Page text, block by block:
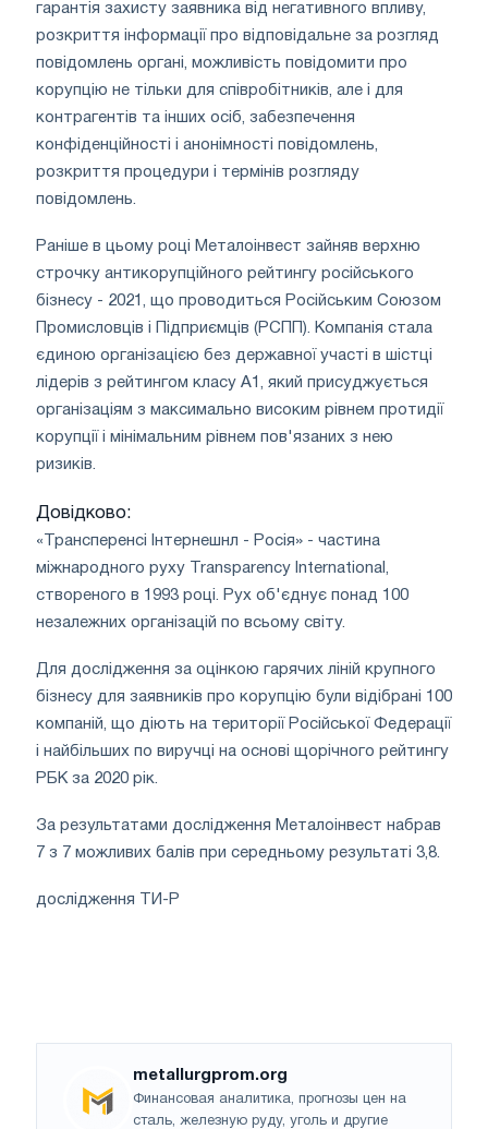
гарантія захисту заявника від негативного впливу,
розкриття інформації про відповідальне за розгляд
повідомлень органі, можливість повідомити про
корупцію не тільки для співробітників, але і для
контрагентів та інших осіб, забезпечення
конфіденційності і анонімності повідомлень,
розкриття процедури і термінів розгляду
повідомлень.
Раніше в цьому році Металоінвест зайняв верхню
строчку антикорупційного рейтингу російського
бізнесу - 2021, що проводиться Російським Союзом
Промисловців і Підприємців (РСПП). Компанія стала
єдиною організацією без державної участі в шістці
лідерів з рейтингом класу А1, який присуджується
організаціям з максимально високим рівнем протидії
корупції і мінімальним рівнем пов'язаних з нею
ризиків.
Довідково:
«Трансперенсі Інтернешнл - Росія» - частина
міжнародного руху Transparency International,
створеного в 1993 році. Рух об'єднує понад 100
незалежних організацій по всьому світу.
Для дослідження за оцінкою гарячих ліній крупного
бізнесу для заявників про корупцію були відібрані 100
компаній, що діють на території Російської Федерації
і найбільших по виручці на основі щорічного рейтингу
РБК за 2020 рік.
За результатами дослідження Металоінвест набрав
7 з 7 можливих балів при середньому результаті 3,8.
дослідження ТИ-Р
metallurgprom.org
Финансовая аналитика, прогнозы цен на
сталь, железную руду, уголь и другие